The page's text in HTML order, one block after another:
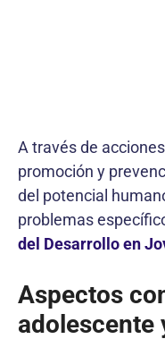
A través de
promoción y
del potencial
problemas
del Desarrollo en
Aspectos
adolescente